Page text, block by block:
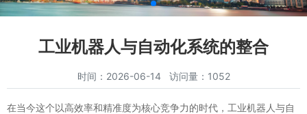
工业机器人与自动化系统的整合
时间：2026-06-14 访问量：1052
在当今这个以高效率和精准度为核心竞争力的时代，工业机器人与自